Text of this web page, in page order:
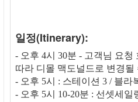
일정(Itinerary):
- 오후 4시 30분 - 고객님 요청
따라 디몰 맥도널드로 변경될
- 오후 5시 : 스테이션 3 / 블라
- 오후 5시 10-20분 : 선셋세일